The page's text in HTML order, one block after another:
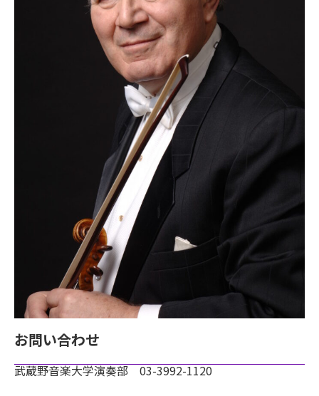
お問い合わせ
武蔵野音楽大学演奏部 03-3992-1120